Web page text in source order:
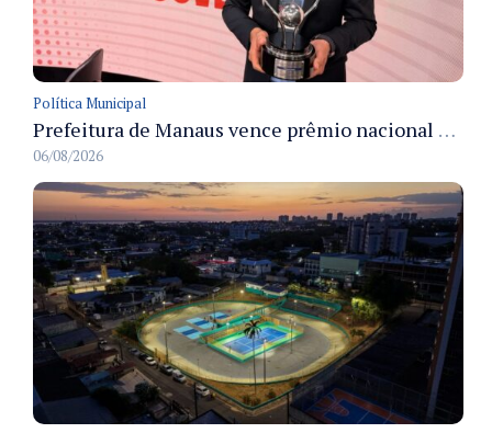
Política Municipal
Prefeitura de Manaus vence prêmio nacional na categoria Estágio e recebe troféu em São Paulo
06/08/2026